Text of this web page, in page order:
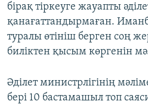
бірақ тіркеуге жауапты
қанағаттандырмаған.
туралы өтініш берген соң
биліктен қысым көргенін
Әділет министрлігінің
бері 10 бастамашыл топ